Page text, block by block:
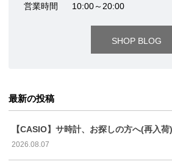
営業時間 10:00～20:00
SHOP BLOG
最新の投稿
【CASIO】サ時計、お探しの方へ(再入荷)
2026.08.07